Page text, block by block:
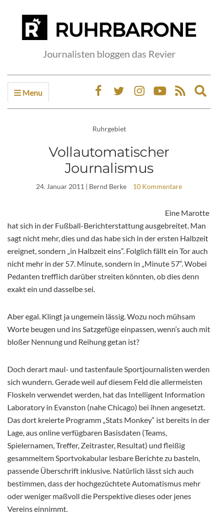
Journalisten bloggen das Revier
Menu
Ruhrgebiet
Vollautomatischer
Journalismus
24. Januar 2011 | Bernd Berke 10 Kommentare
Eine Marotte
hat sich in der Fußball-Berichterstattung ausgebreitet. Man
sagt nicht mehr, dies und das habe sich in der ersten Halbzeit
ereignet, sondern „in Halbzeit eins“. Folglich fällt ein Tor auch
nicht mehr in der 57. Minute, sondern in „Minute 57“. Wobei
Pedanten trefflich darüber streiten könnten, ob dies denn
exakt ein und dasselbe sei.
Aber egal. Klingt ja ungemein lässig. Wozu noch mühsam
Worte beugen und ins Satzgefüge einpassen, wenn’s auch mit
bloßer Nennung und Reihung getan ist?
Doch derart maul- und tastenfaule Sportjournalisten werden
sich wundern. Gerade weil auf diesem Feld die allermeisten
Floskeln verwendet werden, hat das Intelligent Information
Laboratory in Evanston (nahe Chicago) bei ihnen angesetzt.
Das dort kreierte Programm „Stats Monkey“ ist bereits in der
Lage, aus online verfügbaren Basisdaten (Teams,
Spielernamen, Treffer, Zeitraster, Resultat) und fleißig
gesammeltem Sportvokabular lesbare Berichte zu basteln,
passende Überschrift inklusive. Natürlich lässt sich auch
bestimmen, dass der hochgezüchtete Automatismus mehr
oder weniger maßvoll die Perspektive dieses oder jenes
Vereins einnimmt.